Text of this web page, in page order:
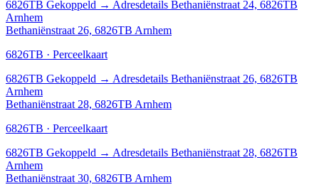
6826TB Gekoppeld → Adresdetails Bethaniënstraat 24, 6826TB
Arnhem
Bethaniënstraat 26, 6826TB Arnhem
6826TB · Perceelkaart
6826TB Gekoppeld → Adresdetails Bethaniënstraat 26, 6826TB
Arnhem
Bethaniënstraat 28, 6826TB Arnhem
6826TB · Perceelkaart
6826TB Gekoppeld → Adresdetails Bethaniënstraat 28, 6826TB
Arnhem
Bethaniënstraat 30, 6826TB Arnhem